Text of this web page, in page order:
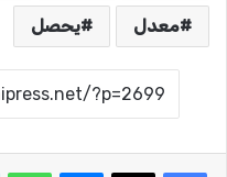
معدل يحصل